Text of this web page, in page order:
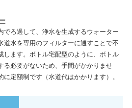
でろ過して、浄水を生成するウォーター
道水を専用のフィルターに通すことで不
します。ボトル宅配型のように、ボトル
る必要がないため、手間がかかりませ
定額制です（水道代はかかります）。